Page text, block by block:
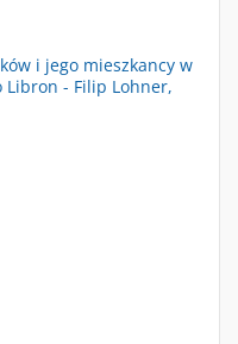
i jego mieszkancy w
Libron - Filip Lohner,